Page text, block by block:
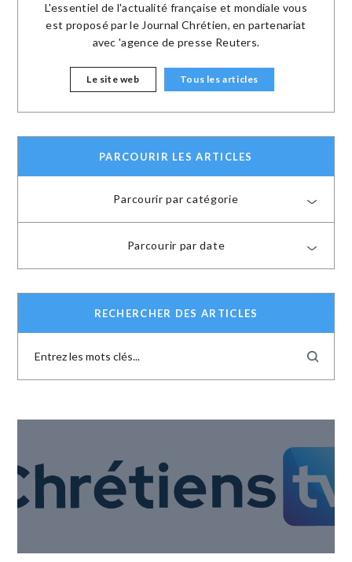
L'essentiel de l'actualité française et mondiale vous
est proposé par le Journal Chrétien, en partenariat
avec 'agence de presse Reuters.
Le site web Tous les articles
PARCOURIR LES ARTICLES
Parcourir par catégorie
Parcourir par date
RECHERCHER DES ARTICLES